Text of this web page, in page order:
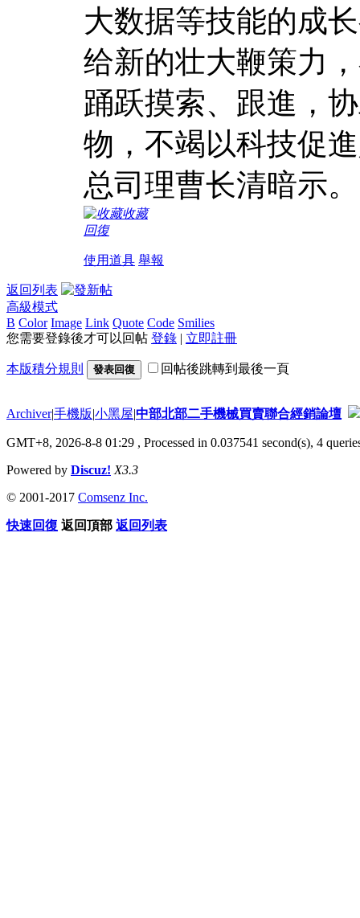
大数据等技能的成
给新的壮大鞭策力
踊跃摸索、跟進，
物，不竭以科技促
总司理曹长清暗示。
收藏
回復
使用道具 舉報
返回列表
高級模式
B Color Image Link Quote Code Smilies
您需要登錄後才可以回帖 登錄 | 立即註冊
本版積分規則 發表回復 回帖後跳轉到最後一頁
Archiver|手機版|小黑屋|中部北部二手機械買賣聯合經銷論壇
GMT+8, 2026-8-8 01:29 , Processed in 0.037541 second(s), 4
Powered by Discuz! X3.3
© 2001-2017 Comsenz Inc.
快速回復 返回頂部 返回列表